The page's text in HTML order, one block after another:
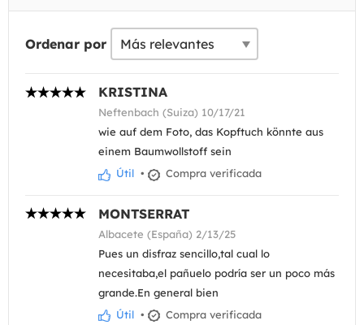
Ordenar por
KRISTINA
Neftenbach (Suiza) 10/17/21
wie auf dem Foto, das Kopftuch könnte aus
einem Baumwollstoff sein
Útil • Compra verificada
MONTSERRAT
Albacete (España) 2/13/25
Pues un disfraz sencillo,tal cual lo
necesitaba,el pañuelo podría ser un poco más
grande.En general bien
Útil • Compra verificada